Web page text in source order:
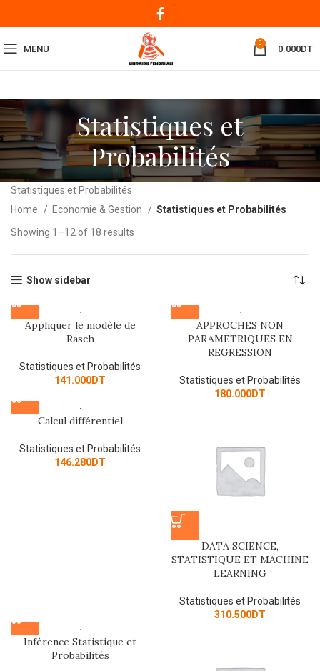
MENU
0
0.000DT
Statistiques et
Probabilités
Statistiques et Probabilités
Home
Economie & Gestion
Statistiques et Probabilités
Showing 1–12 of 18 results
Show sidebar
Appliquer le modèle de
Rasch
Statistiques et Probabilités
141.000DT
APPROCHES NON
PARAMETRIQUES EN
REGRESSION
Statistiques et Probabilités
180.000DT
Calcul différentiel
Statistiques et Probabilités
146.280DT
DATA SCIENCE,
STATISTIQUE ET MACHINE
LEARNING
Statistiques et Probabilités
310.500DT
Inférence Statistique et
Probabilités